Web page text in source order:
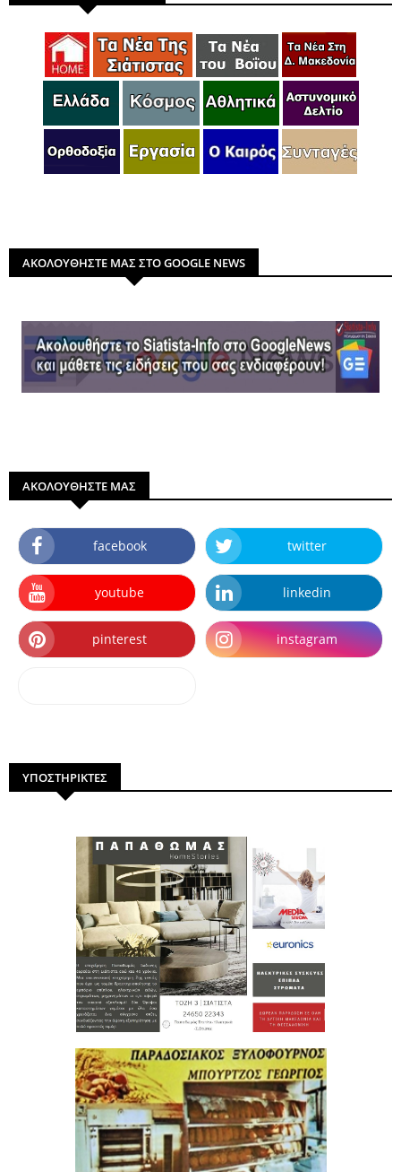
ΑΚΟΛΟΥΘΗΣΤΕ ΜΑΣ ΣΤΟ GOOGLE NEWS
ΑΚΟΛΟΥΘΗΣΤΕ ΜΑΣ
facebook twitter
youtube linkedin
pinterest instagram
ΥΠΟΣΤΗΡΙΚΤΕΣ